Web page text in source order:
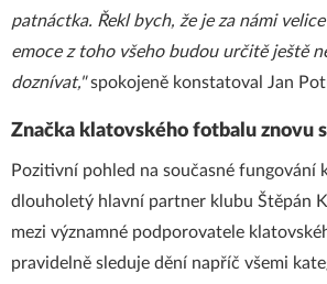
patnáctka. Řekl bych, že je za námi
emoce z toho všeho budou určitě ještě
doznívat,"spokojeně konstatoval Jan
Značka klatovského fotbalu znovu
Pozitivní pohled na současné fungování
dlouholetý hlavní partner klubu Štěpán
mezi významné podporovatele
pravidelně sleduje dění napříč všemi